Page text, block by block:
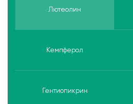
Лютеолин
Кемпферол
Гентиопикрин